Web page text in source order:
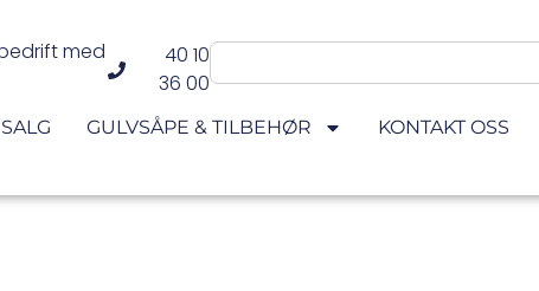
med
40 10
36 00
SALG GULVSÅPE & TILBEHØR KONTAKT OSS